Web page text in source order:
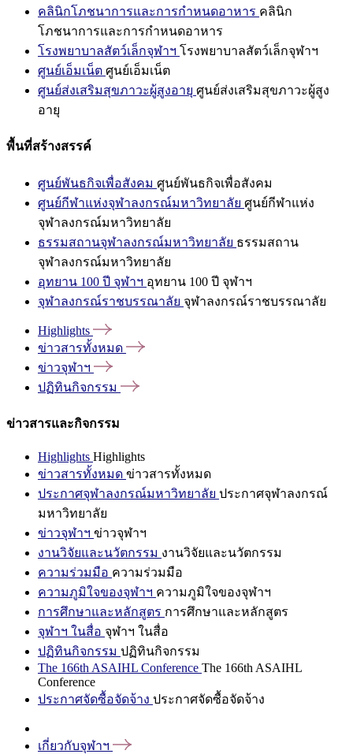
คลินิกโภชนาการและการกำหนดอาหาร คลินิก
โภชนาการและการกำหนดอาหาร
โรงพยาบาลสัตว์เล็กจุฬาฯ โรงพยาบาลสัตว์เล็กจุฬาฯ
ศูนย์เอ็มเน็ต ศูนย์เอ็มเน็ต
ศูนย์ส่งเสริมสุขภาวะผู้สูงอายุ ศูนย์ส่งเสริมสุขภาวะผู้สูง
อายุ
พื้นที่สร้างสรรค์
ศูนย์พันธกิจเพื่อสังคม ศูนย์พันธกิจเพื่อสังคม
ศูนย์กีฬาแห่งจุฬาลงกรณ์มหาวิทยาลัย ศูนย์กีฬาแห่ง
จุฬาลงกรณ์มหาวิทยาลัย
ธรรมสถานจุฬาลงกรณ์มหาวิทยาลัย ธรรมสถาน
จุฬาลงกรณ์มหาวิทยาลัย
อุทยาน 100 ปี จุฬาฯ อุทยาน 100 ปี จุฬาฯ
จุฬาลงกรณ์ราชบรรณาลัย จุฬาลงกรณ์ราชบรรณาลัย
Highlights
ข่าวสารทั้งหมด
ข่าวจุฬาฯ
ปฏิทินกิจกรรม
ข่าวสารและกิจกรรม
Highlights Highlights
ข่าวสารทั้งหมด ข่าวสารทั้งหมด
ประกาศจุฬาลงกรณ์มหาวิทยาลัย ประกาศจุฬาลงกรณ์
มหาวิทยาลัย
ข่าวจุฬาฯ ข่าวจุฬาฯ
งานวิจัยและนวัตกรรม งานวิจัยและนวัตกรรม
ความร่วมมือ ความร่วมมือ
ความภูมิใจของจุฬาฯ ความภูมิใจของจุฬาฯ
การศึกษาและหลักสูตร การศึกษาและหลักสูตร
จุฬาฯ ในสื่อ จุฬาฯ ในสื่อ
ปฏิทินกิจกรรม ปฏิทินกิจกรรม
The 166th ASAIHL Conference The 166th ASAIHL
Conference
ประกาศจัดซื้อจัดจ้าง ประกาศจัดซื้อจัดจ้าง
เกี่ยวกับจุฬาฯ